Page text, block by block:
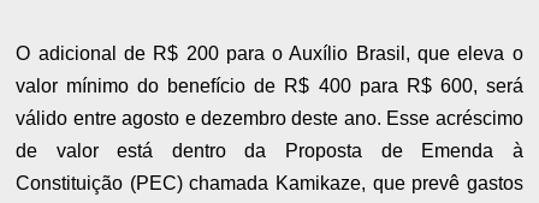
O adicional de R$ 200 para o Auxílio Brasil, que eleva o
valor mínimo do benefício de R$ 400 para R$ 600, será
válido entre agosto e dezembro deste ano. Esse acréscimo
de valor está dentro da Proposta de Emenda à
Constituição (PEC) chamada Kamikaze, que prevê gastos